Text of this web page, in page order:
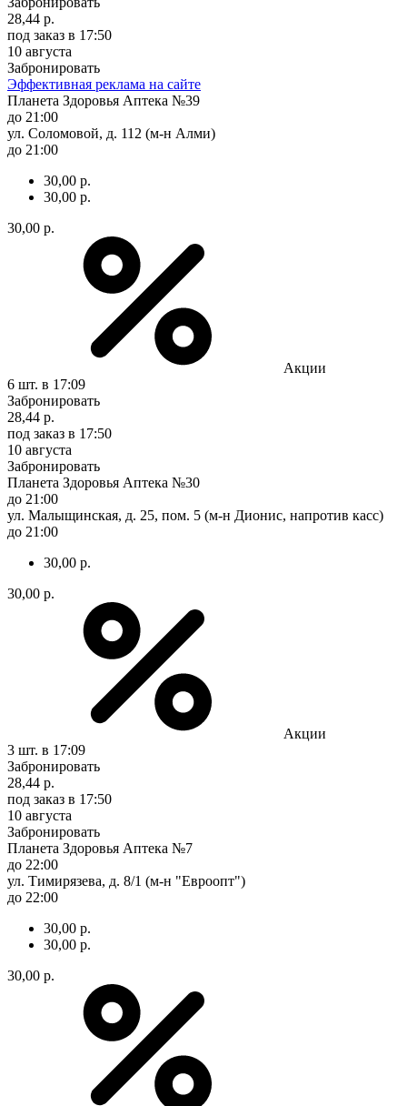
28,44 р.
под заказ в 17:50
10 августа
Забронировать
Эффективная реклама на сайте
Планета Здоровья Аптека №39
до 21:00
ул. Соломовой, д. 112 (м-н Алми)
до 21:00
30,00 р.
30,00 р.
30,00 р.
Акции
6 шт. в 17:09
Забронировать
28,44 р.
под заказ в 17:50
10 августа
Забронировать
Планета Здоровья Аптека №30
до 21:00
ул. Малыщинская, д. 25, пом. 5 (м-н Дионис, напротив касс)
до 21:00
30,00 р.
30,00 р.
Акции
3 шт. в 17:09
Забронировать
28,44 р.
под заказ в 17:50
10 августа
Забронировать
Планета Здоровья Аптека №7
до 22:00
ул. Тимирязева, д. 8/1 (м-н "Евроопт")
до 22:00
30,00 р.
30,00 р.
30,00 р.